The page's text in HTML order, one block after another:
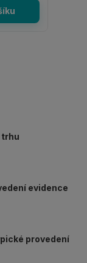
trhu
evidence
provedení